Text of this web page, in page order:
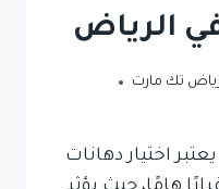
الرياض
تك مارت
اختيار دهانات